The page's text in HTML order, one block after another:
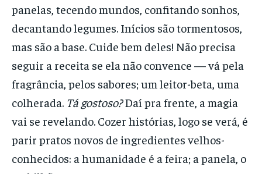
panelas, tecendo mundos, confitando sonhos,
decantando legumes. Inícios são tormentosos,
mas são a base. Cuide bem deles! Não precisa
seguir a receita se ela não convence — vá pela
fragrância, pelos sabores; um leitor-beta, uma
colherada. Tá gostoso?Daí pra frente, a magia
vai se revelando. Cozer histórias, logo se verá, é
parir pratos novos de ingredientes velhos-
conhecidos: a humanidade é a feira; a panela, o